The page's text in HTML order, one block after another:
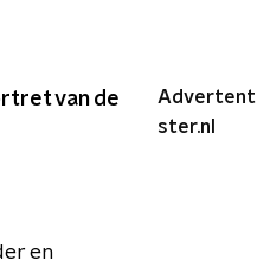
van de
en
ster.nl